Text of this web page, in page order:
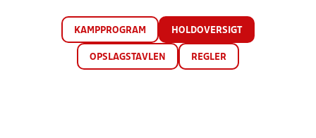
KAMPPROGRAM HOLDOVERSIGT
OPSLAGSTAVLEN REGLER